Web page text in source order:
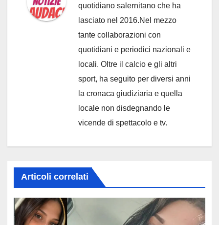
quotidiano salernitano che ha
lasciato nel 2016.Nel mezzo
tante collaborazioni con
quotidiani e periodici nazionali e
locali. Oltre il calcio e gli altri
sport, ha seguito per diversi anni
la cronaca giudiziaria e quella
locale non disdegnando le
vicende di spettacolo e tv.
Articoli correlati